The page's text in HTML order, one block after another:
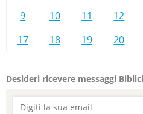
9
10 11 12
17
18 19 20
Desideri ricevere messaggi